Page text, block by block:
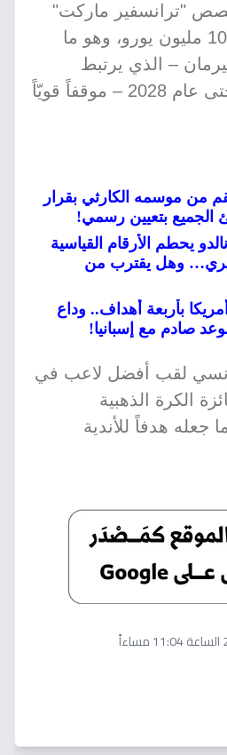
"ترانسفير ماركت"
قيمة اللاعب بنحو 100 مليون يورو، وهو ما
– الذي يرتبط
ديمبيلي بعقد معه حتى عام 2028 – موقفاً قويّاً
من موسمه الكارثي بقرار
الجميع بتعيين رسمي!
يحطم الأرقام القياسية
وهل يقترب من
بأربعة أهداف.. وداع
صادم مع إسبانيا!
لقب أفضل لاعب في
الكرة الذهبية
جعله هدفاً للأندية